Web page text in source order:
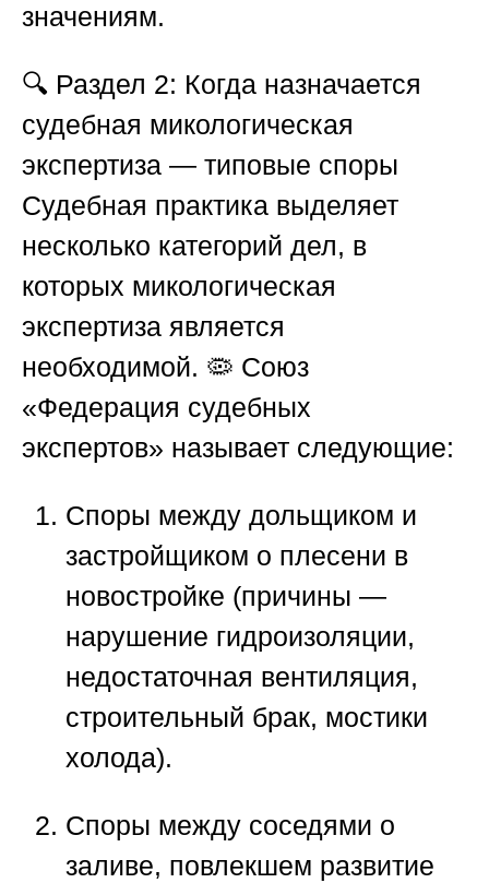
значениям.
🔍 Раздел 2: Когда назначается
судебная микологическая
экспертиза — типовые споры
Судебная практика выделяет
несколько категорий дел, в
которых микологическая
экспертиза является
необходимой. 🦠 Союз
«Федерация судебных
экспертов» называет следующие:
Споры между дольщиком и
застройщиком о плесени в
новостройке (причины —
нарушение гидроизоляции,
недостаточная вентиляция,
строительный брак, мостики
холода).
Споры между соседями о
заливе, повлекшем развитие